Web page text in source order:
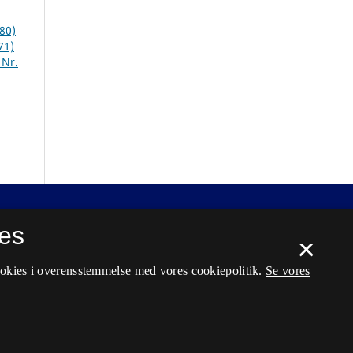
×
i overensstemmelse med vores cookiepolitik. Se vores